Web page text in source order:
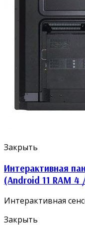
Закрыть
Интерактивная
(Android 11 RAM 4
Интерактивная
Закрыть